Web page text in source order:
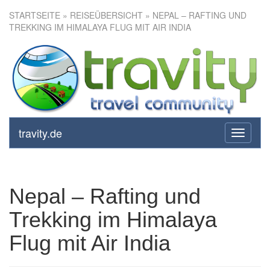
STARTSEITE » REISEÜBERSICHT » NEPAL – RAFTING UND
TREKKING IM HIMALAYA FLUG MIT AIR INDIA
toggle
travity.de
Nepal – Rafting und Trekking
im Himalaya Flug mit Air India
Nepal – Rafting und
Trekking im Himalaya
Flug mit Air India